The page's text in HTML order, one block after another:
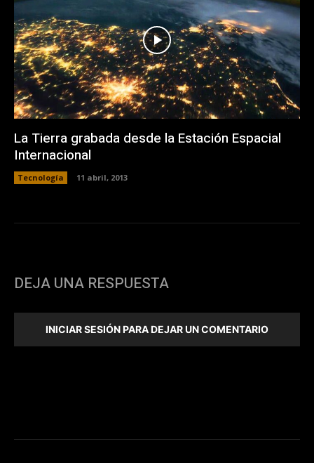
La Tierra grabada desde la Estación Espacial
Internacional
Tecnología 11 abril, 2013
DEJA UNA RESPUESTA
INICIAR SESIÓN PARA DEJAR UN COMENTARIO